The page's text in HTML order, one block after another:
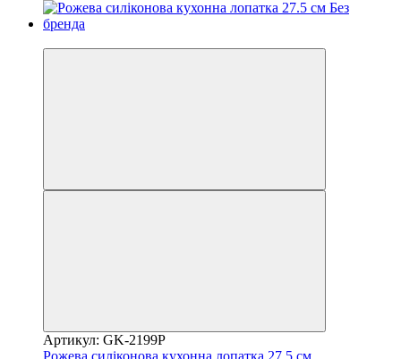
Артикул: GK-2199P
Рожева силіконова кухонна лопатка 27.5 см